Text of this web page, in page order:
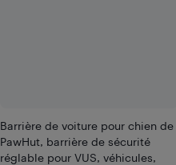
Barrière de voiture pour chien de
PawHut, barrière de sécurité
réglable pour VUS, véhicules,